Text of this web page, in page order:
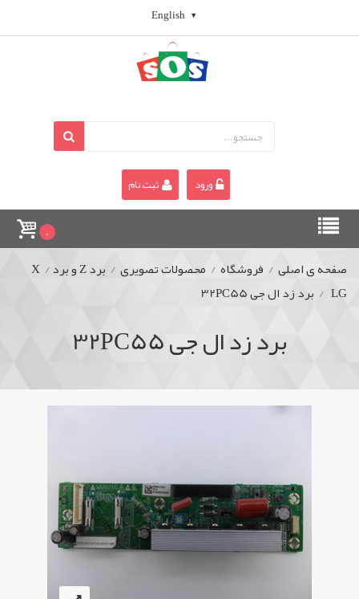
English
ورود ثبت نام
0
صفحه ی اصلی / فروشگاه / محصولات تصویری / برد Z و برد X
/
LG
/ برد زد ال جی 32PC55
برد زد ال جی 32PC55